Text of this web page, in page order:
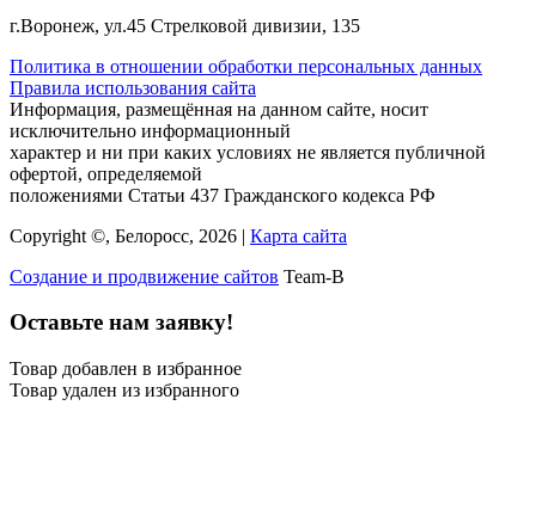
г.Воронеж, ул.45 Стрелковой дивизии, 135
Политика в отношении обработки персональных данных
Правила использования сайта
Информация, размещённая на данном сайте, носит
исключительно информационный
характер и ни при каких условиях не является публичной
офертой, определяемой
положениями Статьи 437 Гражданского кодекса РФ
Copyright ©, Белоросс, 2026 | Карта сайта
Создание и продвижение сайтов Team-B
Оставьте нам заявку!
Товар добавлен в избранное
Товар удален из избранного